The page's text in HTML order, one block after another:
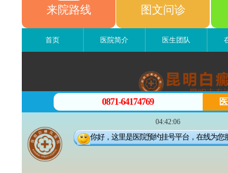
来院路线 图文问诊
首页 医院简介 医生团队
昆明白癜风
昆明市五华区护国
版权所有：昆明白
联系电话：0871-
0871-64174769
04:42:06
你好，这里是医院预约挂号平台，在线为您